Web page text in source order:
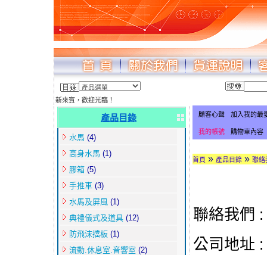
新來賓，歡迎光臨！
產品目錄
水馬 (4)
高身水馬 (1)
膠箱 (5)
手推車 (3)
水馬及屏風 (1)
典禮儀式及道具 (12)
防飛沫擋板 (1)
流動.休息室.音響室 (2)
顧客心聲 加入我的最
我的帳號 購物車內容
首頁 » 產品目錄 » 聯絡
聯絡我們 :
公司地址 :